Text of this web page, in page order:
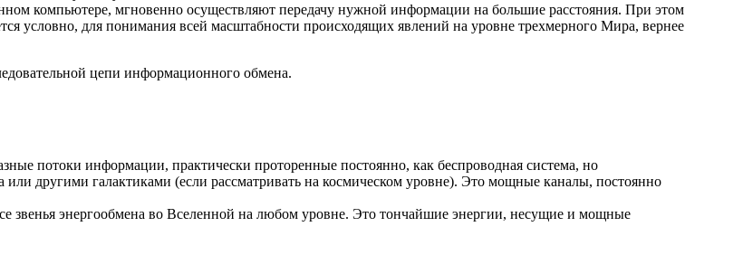
компьютере, мгновенно осуществляют передачу нужной информации на большие расстояния. При этом
условно, для понимания всей масштабности происходящих явлений на уровне трехмерного Мира, вернее
цепи информационного обмена.
потоки информации, практически проторенные постоянно, как беспроводная система, но
другими галактиками (если рассматривать на космическом уровне). Это мощные каналы, постоянно
звенья энергообмена во Вселенной на любом уровне. Это тончайшие энергии, несущие и мощные